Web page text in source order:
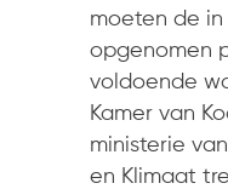
moeten de
opgenomen
voldoende
Kamer van
ministerie
en Klimaat